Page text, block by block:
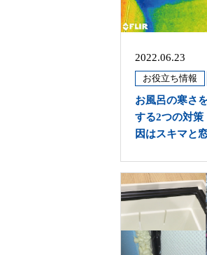
2022.06.23
お役立ち情報
お風呂の寒さ
する2つの対策
因はスキマと